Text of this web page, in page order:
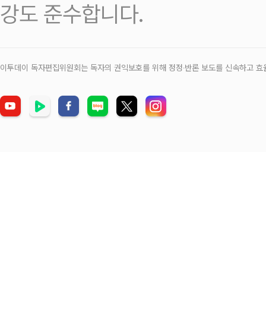
강도 준수합니다.
이투데이 독자편집위원회는 독자의 권익보호를 위해 정정‧반론 보도를 신속하고